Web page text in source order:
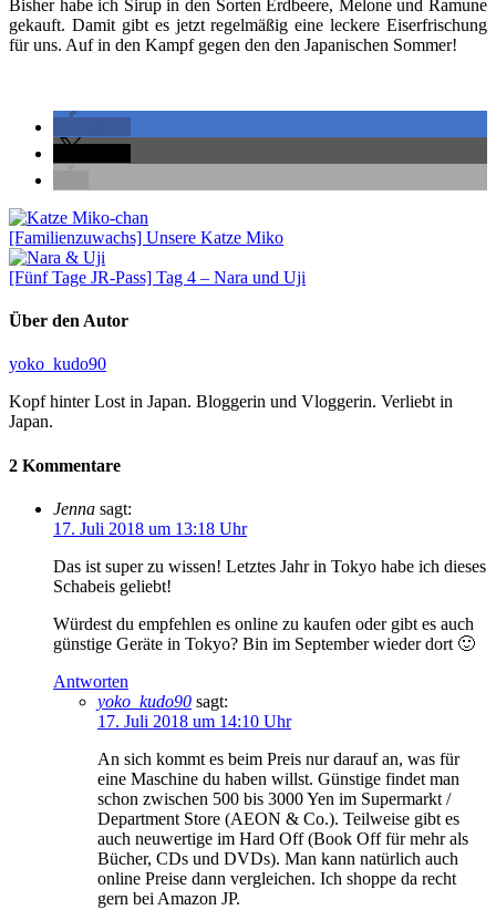
Bisher habe ich Sirup in den Sorten Erdbeere, Melone und Ramune
gekauft. Damit gibt es jetzt regelmäßig eine leckere Eiserfrischung
für uns. Auf in den Kampf gegen den den Japanischen Sommer!
[Familienzuwachs] Unsere Katze Miko
[Fünf Tage JR-Pass] Tag 4 – Nara und Uji
Über den Autor
yoko_kudo90
Kopf hinter Lost in Japan. Bloggerin und Vloggerin. Verliebt in
Japan.
2 Kommentare
Jenna sagt:
17. Juli 2018 um 13:18 Uhr
Das ist super zu wissen! Letztes Jahr in Tokyo habe ich dieses
Schabeis geliebt!
Würdest du empfehlen es online zu kaufen oder gibt es auch
günstige Geräte in Tokyo? Bin im September wieder dort 🙂
Antworten
yoko_kudo90 sagt:
17. Juli 2018 um 14:10 Uhr
An sich kommt es beim Preis nur darauf an, was für
eine Maschine du haben willst. Günstige findet man
schon zwischen 500 bis 3000 Yen im Supermarkt /
Department Store (AEON & Co.). Teilweise gibt es
auch neuwertige im Hard Off (Book Off für mehr als
Bücher, CDs und DVDs). Man kann natürlich auch
online Preise dann vergleichen. Ich shoppe da recht
gern bei Amazon JP.